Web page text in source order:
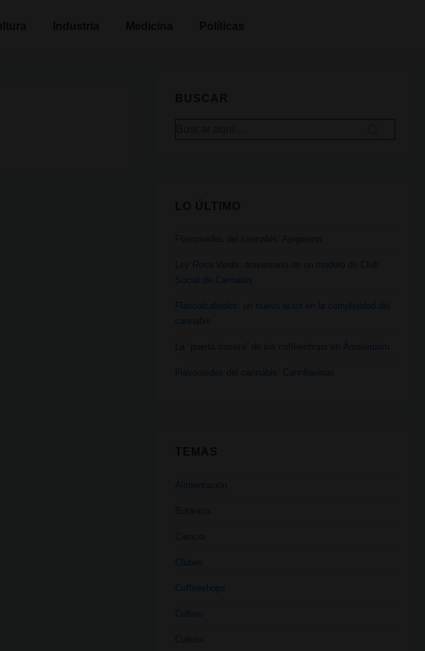
Flavonoides del cannabis: Apigenina
Ley Rosa Verda: aniversario de un modelo de Club
Social de Cannabis
Flavoalcaloides: un nuevo actor en la complejidad del
cannabis
La “puerta trasera” de los coffeeshops en Ámsterdam
Flavonoides del cannabis: Cannflavinas
Alimentación
Botánica
Ciencia
Clubes
Coffeeshops
Cultivo
Cultura